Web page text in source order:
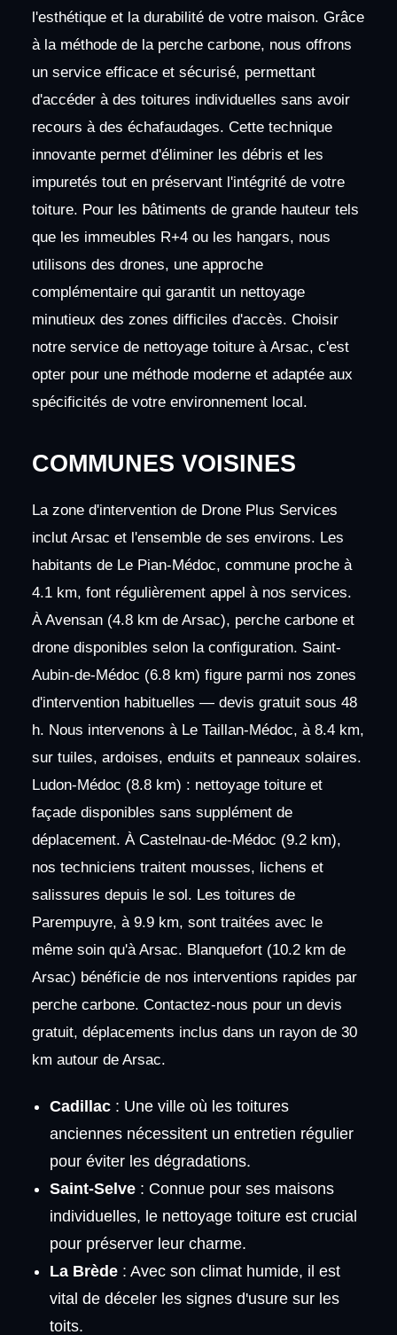
l'esthétique et la durabilité de votre maison. Grâce
à la méthode de la perche carbone, nous offrons
un service efficace et sécurisé, permettant
d'accéder à des toitures individuelles sans avoir
recours à des échafaudages. Cette technique
innovante permet d'éliminer les débris et les
impuretés tout en préservant l'intégrité de votre
toiture. Pour les bâtiments de grande hauteur tels
que les immeubles R+4 ou les hangars, nous
utilisons des drones, une approche
complémentaire qui garantit un nettoyage
minutieux des zones difficiles d'accès. Choisir
notre service de nettoyage toiture à Arsac, c'est
opter pour une méthode moderne et adaptée aux
spécificités de votre environnement local.
COMMUNES VOISINES
La zone d'intervention de Drone Plus Services
inclut Arsac et l'ensemble de ses environs. Les
habitants de Le Pian-Médoc, commune proche à
4.1 km, font régulièrement appel à nos services.
À Avensan (4.8 km de Arsac), perche carbone et
drone disponibles selon la configuration. Saint-
Aubin-de-Médoc (6.8 km) figure parmi nos zones
d'intervention habituelles — devis gratuit sous 48
h. Nous intervenons à Le Taillan-Médoc, à 8.4 km,
sur tuiles, ardoises, enduits et panneaux solaires.
Ludon-Médoc (8.8 km) : nettoyage toiture et
façade disponibles sans supplément de
déplacement. À Castelnau-de-Médoc (9.2 km),
nos techniciens traitent mousses, lichens et
salissures depuis le sol. Les toitures de
Parempuyre, à 9.9 km, sont traitées avec le
même soin qu'à Arsac. Blanquefort (10.2 km de
Arsac) bénéficie de nos interventions rapides par
perche carbone. Contactez-nous pour un devis
gratuit, déplacements inclus dans un rayon de 30
km autour de Arsac.
Cadillac: Une ville où les toitures
anciennes nécessitent un entretien régulier
pour éviter les dégradations.
Saint-Selve: Connue pour ses maisons
individuelles, le nettoyage toiture est crucial
pour préserver leur charme.
La Brède: Avec son climat humide, il est
vital de déceler les signes d'usure sur les
toits.